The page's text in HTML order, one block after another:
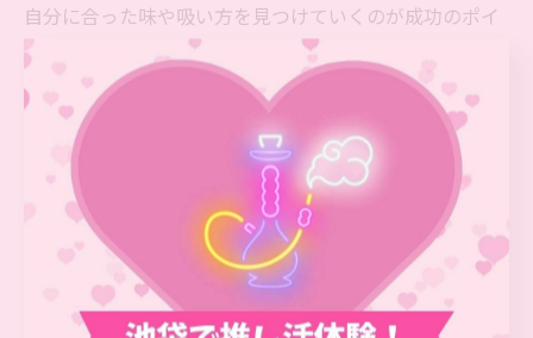
自分に合った味や吸い方を見つけていくのが成功のポイ
ントです。
池袋でシーシャデビューする方へのアドバイス
シーシャデビューを池袋で考えている方には、まず自分
の好みや体調に合ったフレーバー選びを重視することを
おすすめします。初心者は、クセの少ないフルーツ系や
ミント系から試し、徐々に複数のフレーバーをミックス
してみると、シーシャの奥深さを実感できます。